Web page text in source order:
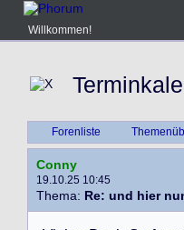
Willkommen!
Forenliste
Conny
19.10.25 10:45
Thema: Re: und hier